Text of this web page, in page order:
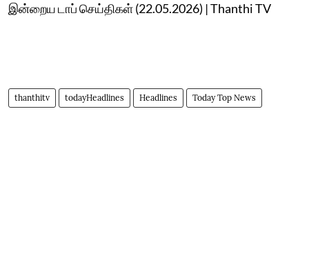
இன்றைய டாப் செய்திகள் (22.05.2026) | Thanthi TV
thanthitv todayHeadlines Headlines Today Top News